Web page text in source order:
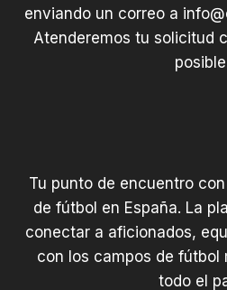
enviando un correo a
Atenderemos tu solicitud
Tu punto de encuentro
de fútbol en España. La
conectar a aficionados,
con los campos de fútbol
todo el